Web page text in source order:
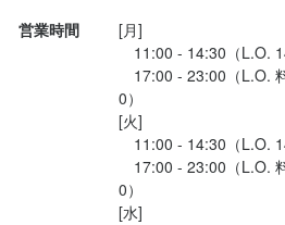
...
営業時間
[月]
11:00 - 14:30（L.O.
17:00 - 23:00（L.O.
0）
[火]
11:00 - 14:30（L.O.
17:00 - 23:00（L.O.
0）
[水]